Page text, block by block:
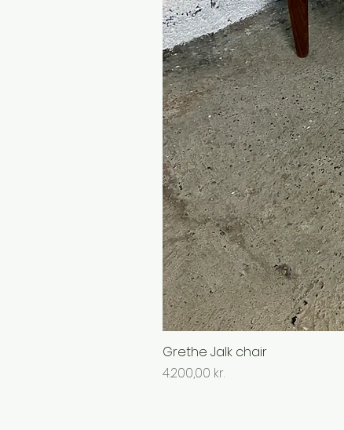
Grethe Jalk chair
Pris
4.200,00 kr.